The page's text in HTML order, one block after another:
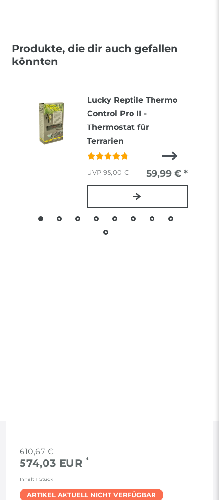
Produkte, die dir auch gefallen
könnten
Lucky Reptile Thermo
Control Pro II -
Thermostat für
Terrarien
95,00 € 59,99 € *
610,67 €
574,03 EUR *
Inhalt 1 Stück
ARTIKEL AKTUELL NICHT VERFÜGBAR
RECHTLICHES
AGB